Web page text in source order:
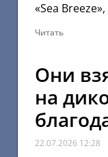
«Sea Breeze»,
Читать
Они
на
22.07.2026 12:28